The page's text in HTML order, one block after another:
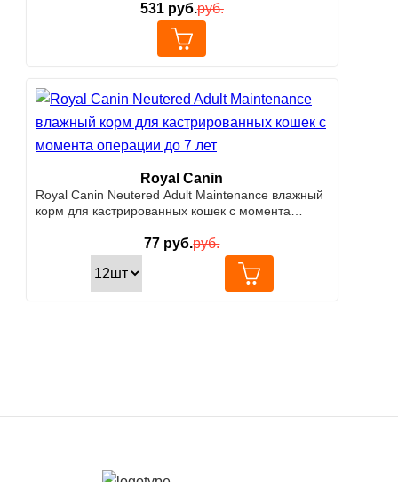
531руб.руб.
Royal Canin
Royal Canin Neutered Adult Maintenance влажный
корм для кастрированных кошек с момента
77 руб.руб.